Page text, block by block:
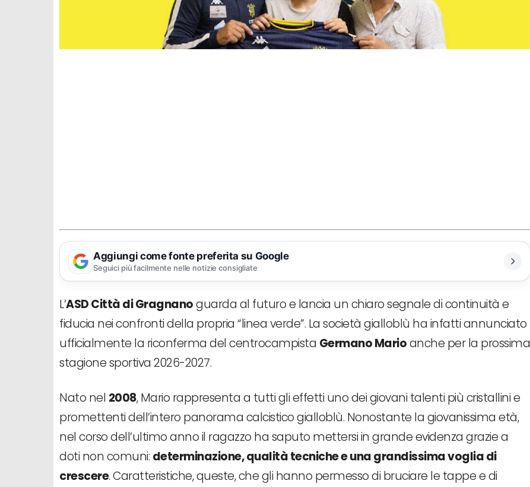
Aggiungi come fonte preferita su Google
Seguici più facilmente nelle notizie consigliate
L’ASD Città di Gragnanoguarda al futuro e lancia un chiaro segnale di continuità e
fiducia nei confronti della propria “linea verde”. La società gialloblù ha infatti annunciato
ufficialmente la riconferma del centrocampista Germano Marioanche per la prossima
stagione sportiva 2026-2027.
Nato nel 2008, Mario rappresenta a tutti gli effetti uno dei giovani talenti più cristallini e
promettenti dell’intero panorama calcistico gialloblù. Nonostante la giovanissima età,
nel corso dell’ultimo anno il ragazzo ha saputo mettersi in grande evidenza grazie a
doti non comuni: determinazione, qualità tecniche e una grandissima voglia di
crescere. Caratteristiche, queste, che gli hanno permesso di bruciare le tappe e di